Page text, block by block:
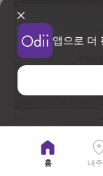
앱으로 더
홈 내